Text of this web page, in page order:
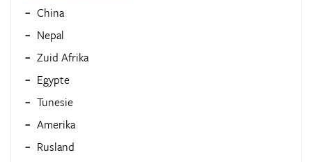
China
Nepal
Zuid Afrika
Egypte
Tunesie
Amerika
Rusland